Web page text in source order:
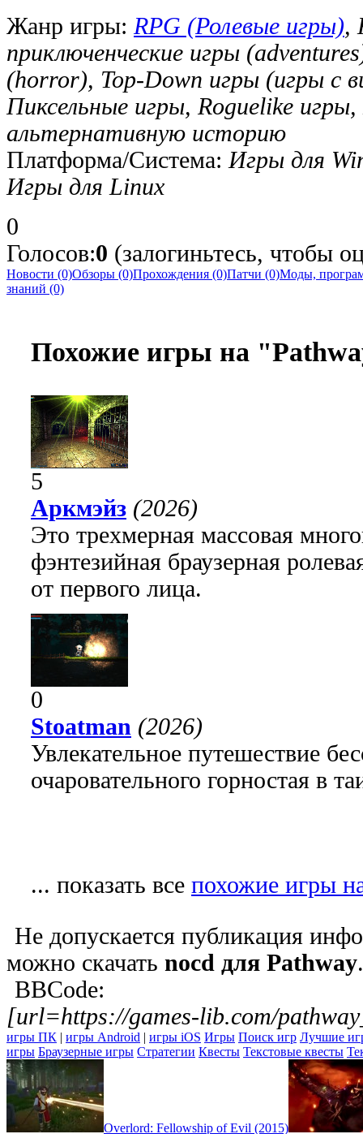
Жанр игры: RPG (Ролевые игры),
приключенческие игры
(horror), Top-Down игры (игры с
Пиксельные игры, Roguelike
альтернативную историю
Платформа/Система: Игры для
Игры для Linux
0
Голосов:0 (залогиньтесь, чтобы
Новости (0)Обзоры (0)Прохождения (0)Патчи (0)Моды,
знаний (0)
Похожие игры на
5
Аркмэйз (2026)
Это трехмерная массовая
фэнтезийная браузерная
от первого лица.
0
Stoatman (2026)
Увлекательное путешествие
очаровательного горностая в
... показать все похожие игры
Не допускается публикация
можно скачать nocd для Pathway.
BBCode:
[url=https://games-lib.com/
игры ПК | игры Android | игры iOS Игры Поиск игр Лучшие
игры Браузерные игры Стратегии Квесты Текстовые квесты
Overlord: Fellowship of Evil (2015)